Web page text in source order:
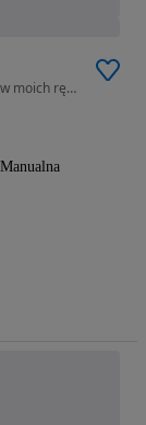
1985 cm3 • 175 KM • Kultowy krokodyl. Ponad 10 lat w moich rękach.
Manualna